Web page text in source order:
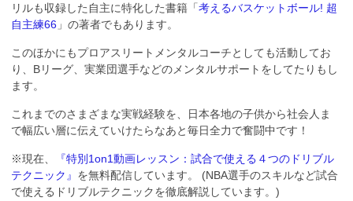
リルも収録した自主に特化した書籍「考えるバスケットボール! 超
自主練66 」の著者でもあります。
このほかにもプロアスリートメンタルコーチとしても活動してお
り、Bリーグ、実業団選手などのメンタルサポートをしてたりもし
ます。
これまでのさまざまな実戦経験を、日本各地の子供から社会人ま
で幅広い層に伝えていけたらなあと毎日全力で奮闘中です！
※現在、
『特別1on1動画レッスン：試合で使える４つのドリブル
テクニック』 を無料配信しています。 (NBA選手のスキルなど試合
で使えるドリブルテクニックを徹底解説しています。)